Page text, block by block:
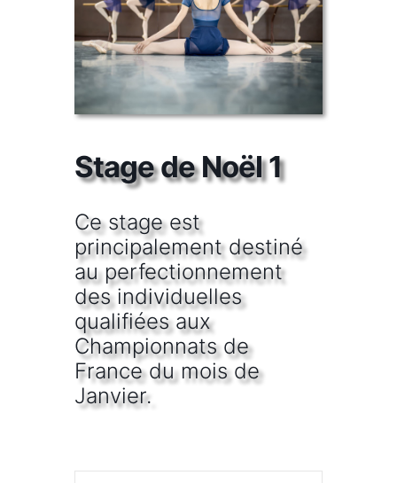
Stage de Noël 1
Ce stage est
principalement destiné
au perfectionnement
des individuelles
qualifiées aux
Championnats de
France du mois de
Janvier.